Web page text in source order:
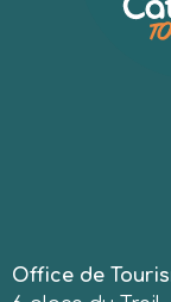
Office de